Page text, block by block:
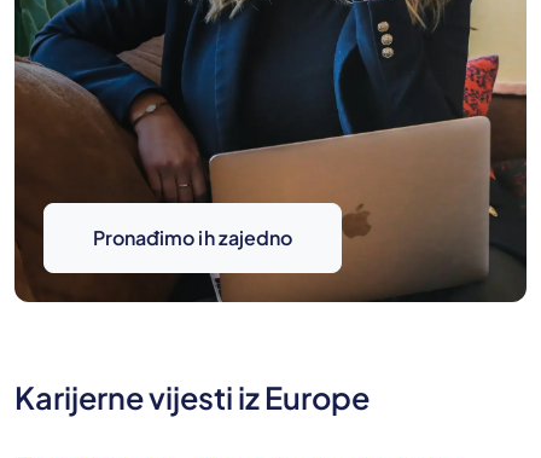
Pronađimo ih zajedno
Karijerne vijesti iz Europe